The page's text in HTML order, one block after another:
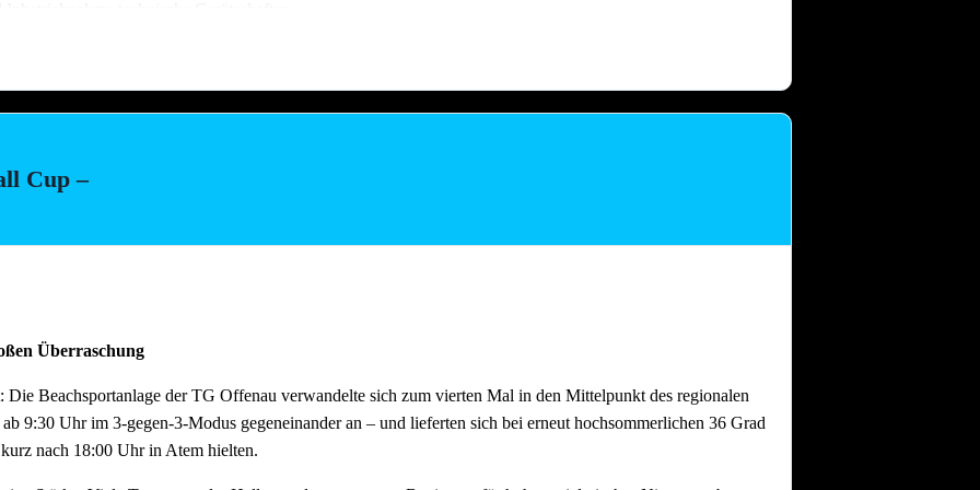
ans Neckarufer kommen!!
Cup –
Überraschung
Beachsportanlage der TG Offenau verwandelte sich zum vierten Mal in den Mittelpunkt des regionalen
9:30 Uhr im 3-gegen-3-Modus gegeneinander an – und lieferten sich bei erneut hochsommerlichen 36 Grad
nach 18:00 Uhr in Atem hielten.